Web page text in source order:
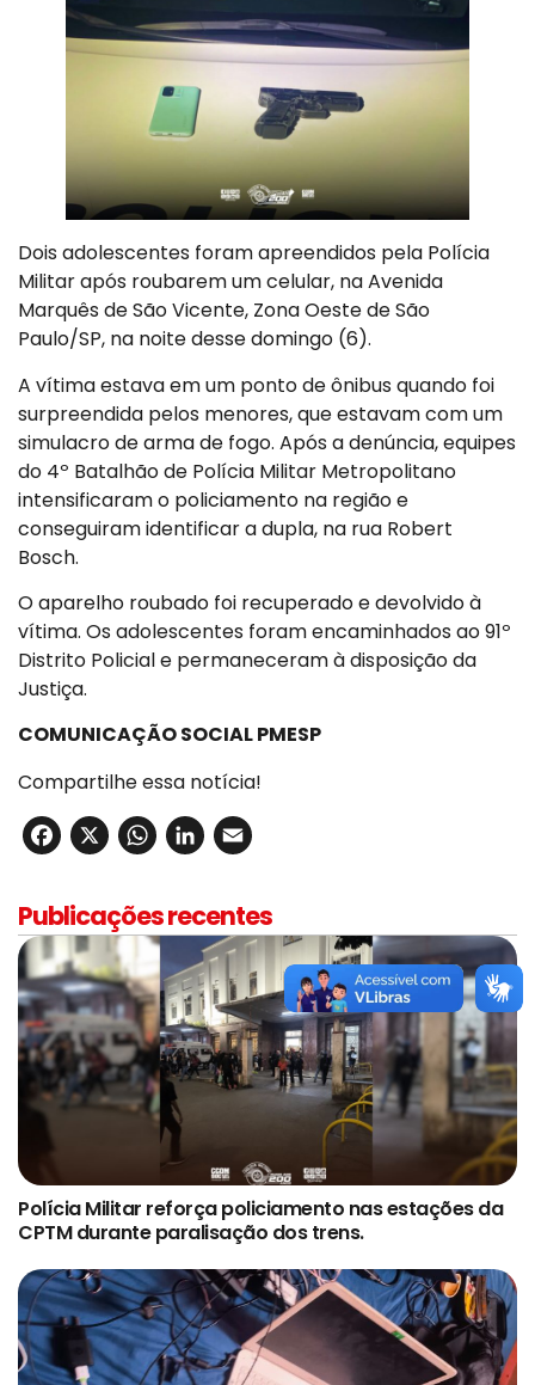
Dois adolescentes foram apreendidos pela Polícia
Militar após roubarem um celular, na Avenida
Marquês de São Vicente, Zona Oeste de São
Paulo/SP, na noite desse domingo (6).
A vítima estava em um ponto de ônibus quando foi
surpreendida pelos menores, que estavam com um
simulacro de arma de fogo. Após a denúncia, equipes
do 4º Batalhão de Polícia Militar Metropolitano
intensificaram o policiamento na região e
conseguiram identificar a dupla, na rua Robert
Bosch.
O aparelho roubado foi recuperado e devolvido à
vítima. Os adolescentes foram encaminhados ao 91º
Distrito Policial e permaneceram à disposição da
Justiça.
COMUNICAÇÃO SOCIAL PMESP
Compartilhe essa notícia!
Facebook
X WhatsApp
LinkedIn
Publicações recentes
Polícia Militar reforça policiamento nas estações da
CPTM durante paralisação dos trens.